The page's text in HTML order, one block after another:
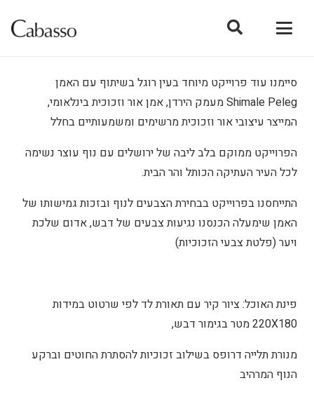
סיימנו עוד פרוייקט מיוחד בעין רוגל בשיתוף עם האמן
Shimale Peleg מעמק הירדן, אמן אור וזכוכית בינלאומי,
המייצר עיצובי אור וזכוכית מרשימים ומשמעותיים בחלל
הפרוייקט ממוקם בלב ליבה של ירושלים עם נוף עוצר נשימה
לכל העיר העתיקה הכותל והר הבית.
התייחסנו בפרוייקט בבחירת הצבעים לנוף ובזכות גמישותו של
האמן שימעלה הכנסנו נגיעות צבעים של דבש, אדום שלכת
ויער (פלטת צבעי הזכוכיות)
פינת האוכל: ציור קיר עם תאורת לד לפי שרטוט במידות
220X180 מטר בגימור דבש,
מנורת תלייה דרופס בשילוב זכוכיות להסתרת החוטים וברקע
הנוף המרהיב